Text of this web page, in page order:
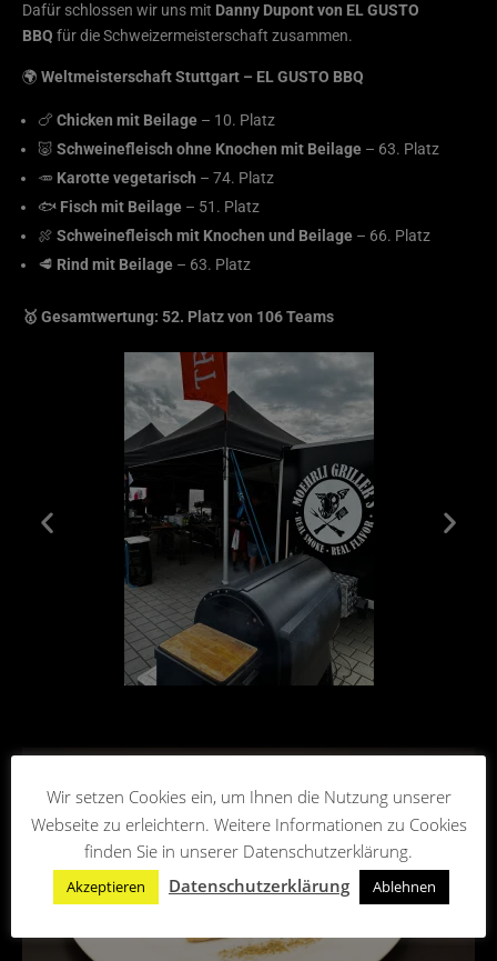
Dafür schlossen wir uns mit Danny Dupont von EL GUSTO
BBQ für die Schweizermeisterschaft zusammen.
🌍 Weltmeisterschaft Stuttgart – EL GUSTO BBQ
🍗 Chicken mit Beilage – 10. Platz
🐷 Schweinefleisch ohne Knochen mit Beilage – 63. Platz
🥕 Karotte vegetarisch – 74. Platz
🐟 Fisch mit Beilage – 51. Platz
🍖 Schweinefleisch mit Knochen und Beilage – 66. Platz
🥩 Rind mit Beilage – 63. Platz
🥇 Gesamtwertung: 52. Platz von 106 Teams
Wir setzen Cookies ein, um Ihnen die Nutzung unserer
Webseite zu erleichtern. Weitere Informationen zu Cookies
finden Sie in unserer Datenschutzerklärung.
Akzeptieren Datenschutzerklärung Ablehnen